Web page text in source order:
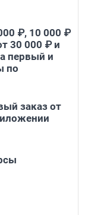
₽, 10 000 ₽
30 000 ₽ и
первый и
по
заказ от